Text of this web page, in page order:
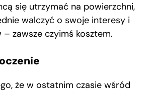
się utrzymać na powierzchni,
walczyć o swoje interesy i
zawsze czyimś kosztem.
że w ostatnim czasie wśród